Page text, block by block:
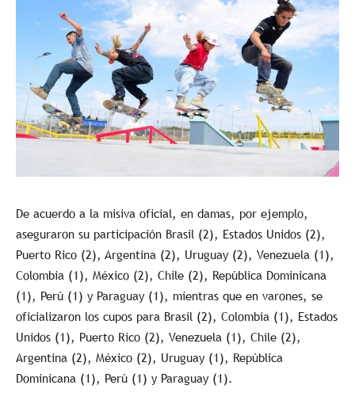
De acuerdo a la misiva oficial, en damas, por ejemplo,
aseguraron su participación Brasil (2), Estados Unidos (2),
Puerto Rico (2), Argentina (2), Uruguay (2), Venezuela (1),
Colombia (1), México (2), Chile (2), República Dominicana
(1), Perú (1) y Paraguay (1), mientras que en varones, se
oficializaron los cupos para Brasil (2), Colombia (1), Estados
Unidos (1), Puerto Rico (2), Venezuela (1), Chile (2),
Argentina (2), México (2), Uruguay (1), República
Dominicana (1), Perú (1) y Paraguay (1).